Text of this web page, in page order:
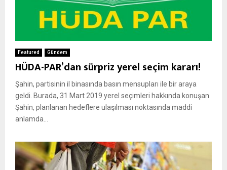
Featured Gündem
HÜDA-PAR’dan sürpriz yerel seçim kararı!
Şahin, partisinin il binasında basın mensupları ile bir araya
geldi. Burada, 31 Mart 2019 yerel seçimleri hakkında konuşan
Şahin, planlanan hedeflere ulaşılması noktasında maddi
anlamda...